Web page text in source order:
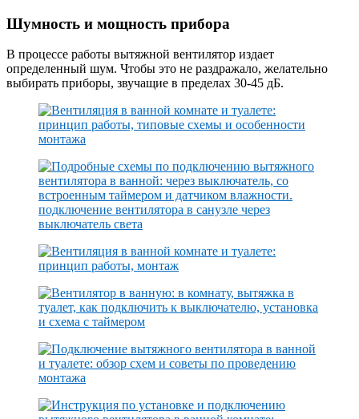
Шумность и мощность прибора
В процессе работы вытяжной вентилятор издает
определенный шум. Чтобы это не раздражало, желательно
выбирать приборы, звучащие в пределах 30-45 дБ.